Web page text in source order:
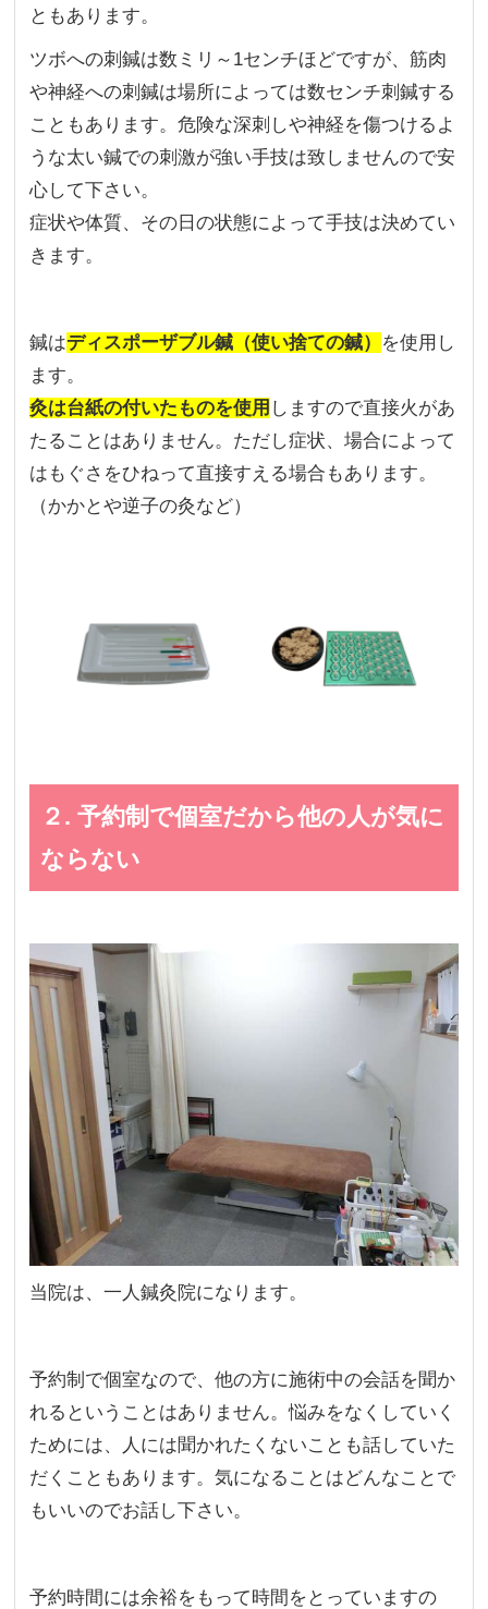
ともあります。
ツボへの刺鍼は数ミリ～1センチほどですが、筋肉
や神経への刺鍼は場所によっては数センチ刺鍼する
こともあります。危険な深刺しや神経を傷つけるよ
うな太い鍼での刺激が強い手技は致しませんので安
心して下さい。
症状や体質、その日の状態によって手技は決めてい
きます。
鍼はディスポーザブル鍼（使い捨ての鍼）
を使用し
ます。
灸は台紙の付いたものを使用 しますので直接火があ
たることはありません。ただし症状、場合によって
はもぐさをひねって直接すえる場合もあります。
（かかとや逆子の灸など）
２. 予約制で個室だから他の人が気に
ならない
当院は、一人鍼灸院になります。
予約制で個室なので、他の方に施術中の会話を聞か
れるということはありません。悩みをなくしていく
ためには、人には聞かれたくないことも話していた
だくこともあります。気になることはどんなことで
もいいのでお話し下さい。
予約時間には余裕をもって時間をとっていますの